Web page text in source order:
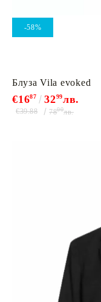
-58%
Блуза Vila evoked
€1687 3299лв.
€39.88 7800лв.